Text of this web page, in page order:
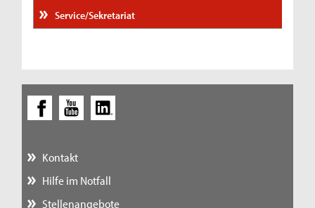
Service/Sekretariat
Kontakt
Hilfe im Notfall
Stellenangebote